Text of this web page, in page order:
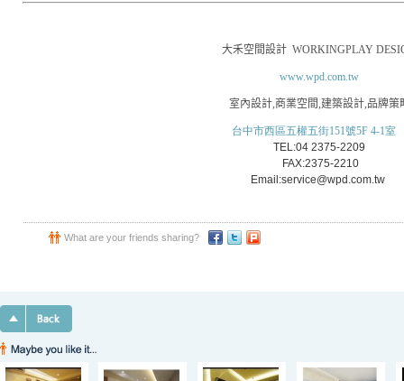
大禾空間設計 WORKINGPLAY
www.wpd.com.tw
室內設計,商業空間,建築設計,品牌策
台中市西區五權五街151號5F 4-1室
TEL:04 2375-2209
FAX:2375-2210
Email:service@wpd.com.tw
What are your friends sharing?